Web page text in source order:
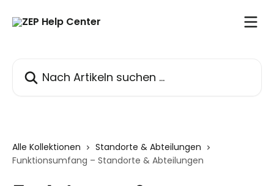
Alle Kollektionen
Standorte & Abteilungen
Funktionsumfang – Standorte & Abteilungen